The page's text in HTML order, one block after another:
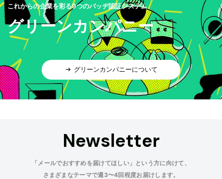
これからの企業を彩る9つのバッヂ認証システム
グリーンカンパニー
グリーンカンパニーについて
Newsletter
「メールでおすすめを届けてほしい」という方に向けて、
さまざまなテーマで週3〜4回程度お届けします。